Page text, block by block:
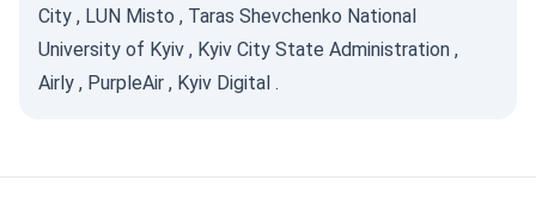
City , LUN Misto , Taras Shevchenko National
University of Kyiv , Kyiv City State Administration ,
Airly , PurpleAir , Kyiv Digital .